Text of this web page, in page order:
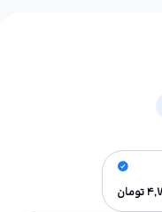
تومان